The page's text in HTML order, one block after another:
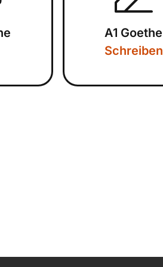
A1 Goethe
Schreiben